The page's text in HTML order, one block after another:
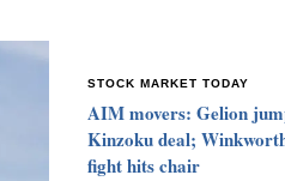
STOCK MARKET TODAY
AIM movers: Gelion
Kinzoku deal;
fight hits chair